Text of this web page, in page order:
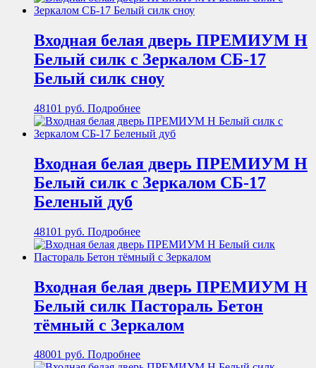
Входная белая дверь ПРЕМИУМ Н
Белый силк с Зеркалом СБ-17
Белый силк сноу
48101 руб. Подробнее
Входная белая дверь ПРЕМИУМ Н
Белый силк с Зеркалом СБ-17
Беленый дуб
48101 руб. Подробнее
Входная белая дверь ПРЕМИУМ Н
Белый силк Пастораль Бетон
тёмный с Зеркалом
48001 руб. Подробнее